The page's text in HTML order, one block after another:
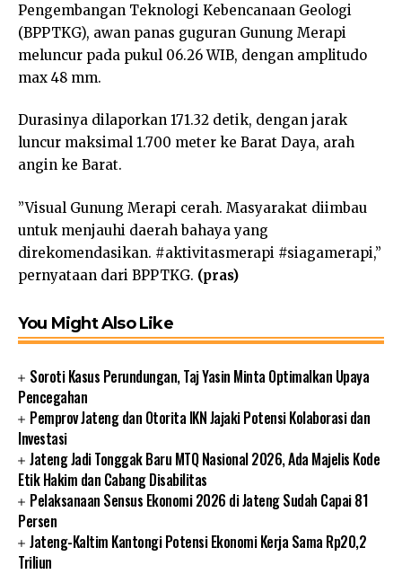
Pengembangan Teknologi Kebencanaan Geologi
(BPPTKG), awan panas guguran Gunung Merapi
meluncur pada pukul 06.26 WIB, dengan amplitudo
max 48 mm.
Durasinya dilaporkan 171.32 detik, dengan jarak
luncur maksimal 1.700 meter ke Barat Daya, arah
angin ke Barat.
”Visual Gunung Merapi cerah. Masyarakat diimbau
untuk menjauhi daerah bahaya yang
direkomendasikan. #aktivitasmerapi #siagamerapi,”
pernyataan dari BPPTKG. (pras)
You Might Also Like
Soroti Kasus Perundungan, Taj Yasin Minta Optimalkan Upaya
Pencegahan
Pemprov Jateng dan Otorita IKN Jajaki Potensi Kolaborasi dan
Investasi
Jateng Jadi Tonggak Baru MTQ Nasional 2026, Ada Majelis Kode
Etik Hakim dan Cabang Disabilitas
Pelaksanaan Sensus Ekonomi 2026 di Jateng Sudah Capai 81
Persen
Jateng-Kaltim Kantongi Potensi Ekonomi Kerja Sama Rp20,2
Triliun